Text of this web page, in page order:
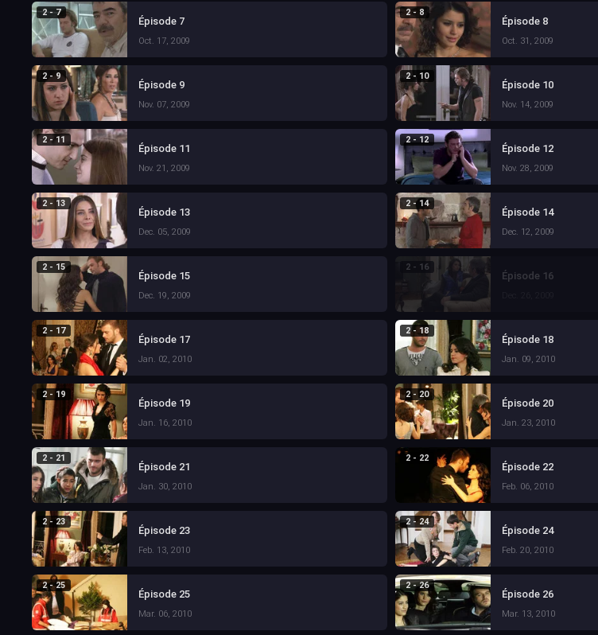
2 - 7
Épisode 7
Oct. 17, 2009
2 - 8
Épisode 8
Oct. 31, 2009
2 - 9
Épisode 9
Nov. 07, 2009
2 - 10
Épisode 10
Nov. 14, 2009
2 - 11
Épisode 11
Nov. 21, 2009
2 - 12
Épisode 12
Nov. 28, 2009
2 - 13
Épisode 13
Dec. 05, 2009
2 - 14
Épisode 14
Dec. 12, 2009
2 - 15
Épisode 15
Dec. 19, 2009
2 - 16
Épisode 16
2 - 17
Épisode 17
Jan. 02, 2010
2 - 18
Épisode 18
Jan. 09, 2010
2 - 19
Épisode 19
Jan. 16, 2010
2 - 20
Épisode 20
Jan. 23, 2010
2 - 21
Épisode 21
Jan. 30, 2010
2 - 22
Épisode 22
Feb. 06, 2010
2 - 23
Épisode 23
Feb. 13, 2010
2 - 24
Épisode 24
Feb. 20, 2010
2 - 25
Épisode 25
Mar. 06, 2010
2 - 26
Épisode 26
Mar. 13, 2010